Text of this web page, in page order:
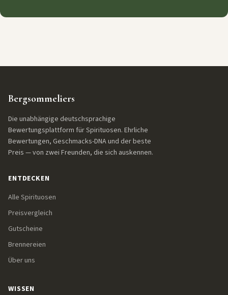
Bergsommeliers
Die unabhängige deutschsprachige
Bewertungsplattform für Spirituosen. Ehrliche
Bewertungen, Geschmacks-DNA und der beste
Preis — von zwei Freunden, die sich auskennen.
ENTDECKEN
Alle Spirituosen
Preisvergleich
Gutscheine
Brennereien
Über uns
WISSEN